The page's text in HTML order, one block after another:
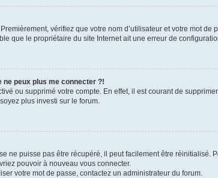
vérifiez que votre nom d’utilisateur et votre mot
que le propriétaire du site Internet ait une erreur de
peux plus me connecter ?!
ou supprimé votre compte. En effet, il est courant de
plus investi sur le forum.
ne puisse pas être récupéré, il peut facilement être
pouvoir à nouveau vous connecter.
votre mot de passe, contactez un administrateur du forum.